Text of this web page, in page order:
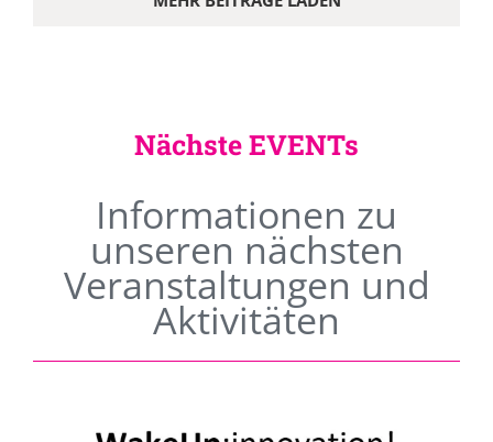
Nächste EVENTs
Informationen zu
unseren nächsten
Veranstaltungen und
Aktivitäten